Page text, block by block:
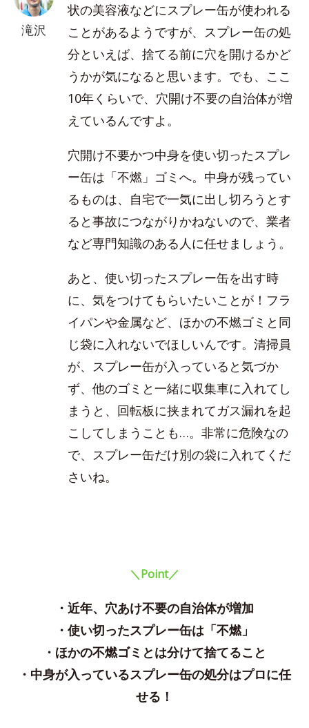
滝沢
状の美容液などにスプレー缶が使われる
ことがあるようですが、スプレー缶の処
分といえば、捨てる前に穴を開けるかど
うかが気になると思います。でも、ここ
10年くらいで、穴開け不要の自治体が増
えているんですよ。
穴開け不要かつ中身を使い切ったスプレ
ー缶は「不燃」ゴミへ。中身が残ってい
るものは、自宅で一気に出し切ろうとす
ると事故につながりかねないので、業者
など専門知識のある人に任せましょう。
あと、使い切ったスプレー缶を出す時
に、気をつけてもらいたいことが！フラ
イパンや金属など、ほかの不燃ゴミと同
じ袋に入れないでほしいんです。清掃員
が、スプレー缶が入っていると気づか
ず、他のゴミと一緒に収集車に入れてし
まうと、回転板に挟まれてガス漏れを起
こしてしまうことも…。非常に危険なの
で、スプレー缶だけ別の袋に入れてくだ
さいね。
＼Point／
・近年、穴あけ不要の自治体が増加
・使い切ったスプレー缶は「不燃」
・ほかの不燃ゴミとは分けて捨てること
・中身が入っているスプレー缶の処分はプロに任
せる！